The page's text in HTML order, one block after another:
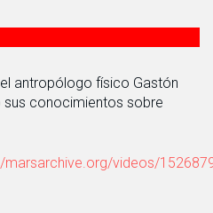
antropólogo físico Gastón
sus conocimientos sobre
videos/